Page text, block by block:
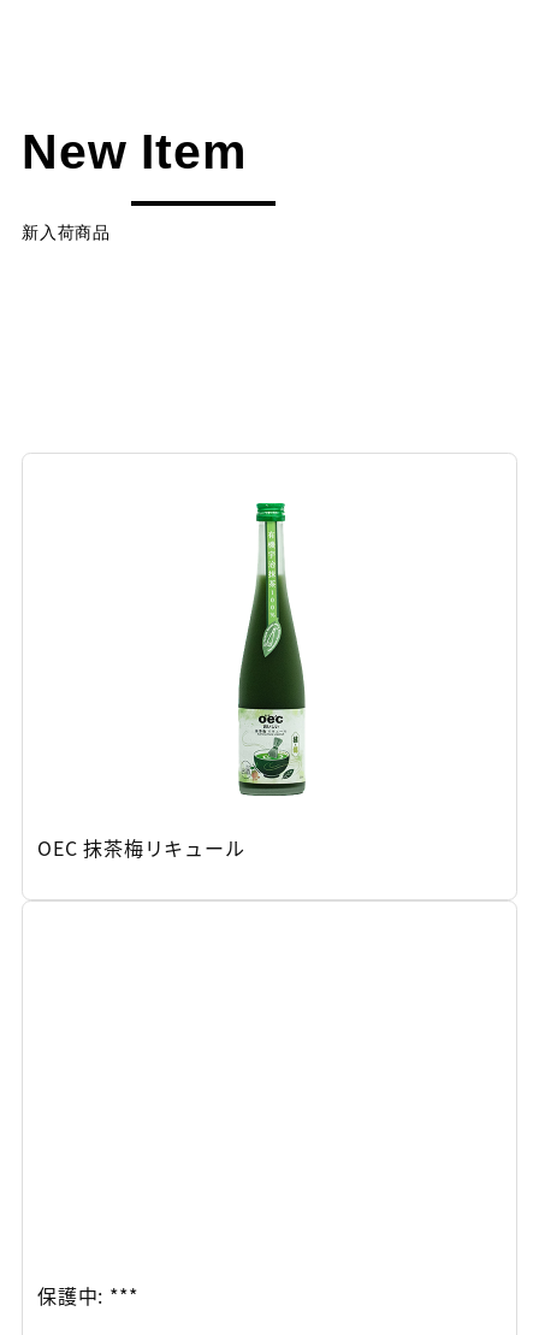
New Item
新入荷商品
OEC 抹茶梅リキュール
保護中: ***